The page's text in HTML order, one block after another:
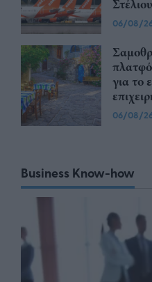
06/08/
για το
06/08/
Business Know-how